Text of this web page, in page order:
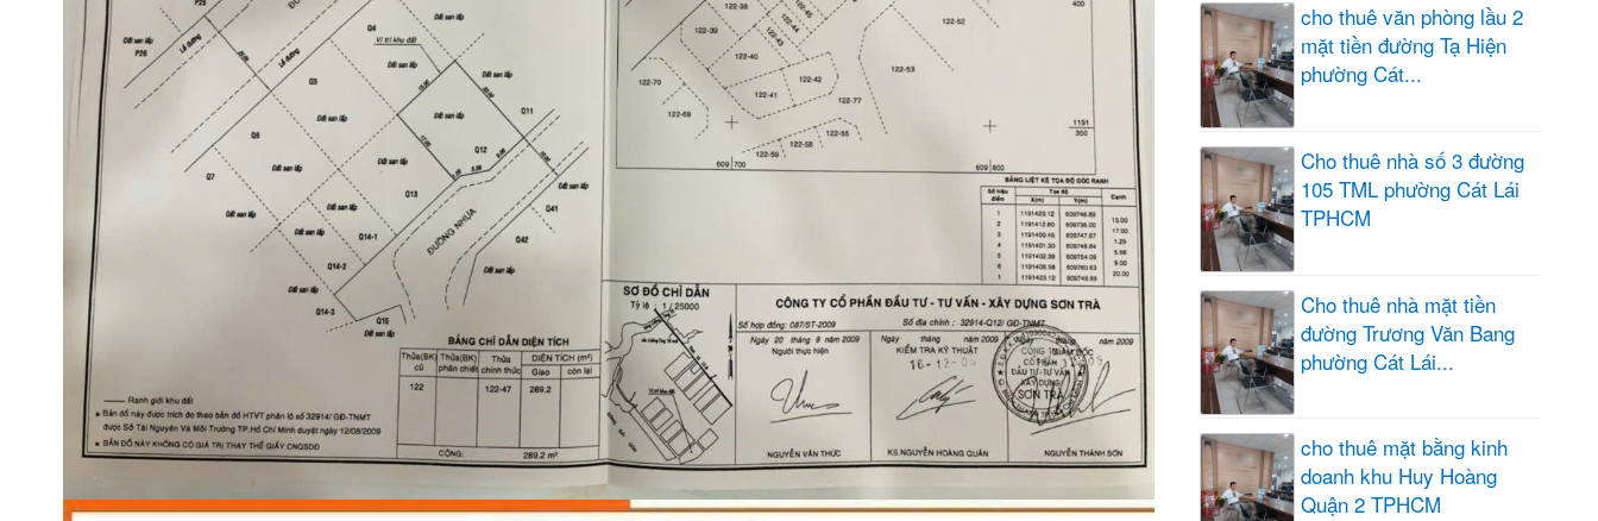
cho thuê văn phòng lầu 2
mặt tiền đường Tạ Hiện
phường Cát...
Cho thuê nhà số 3 đường
105 TML phường Cát Lái
TPHCM
Cho thuê nhà mặt tiền
đường Trương Văn Bang
phường Cát Lái...
cho thuê mặt bằng kinh
doanh khu Huy Hoàng
Quận 2 TPHCM